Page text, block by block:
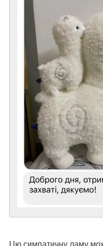
Цю симпатичну ламу